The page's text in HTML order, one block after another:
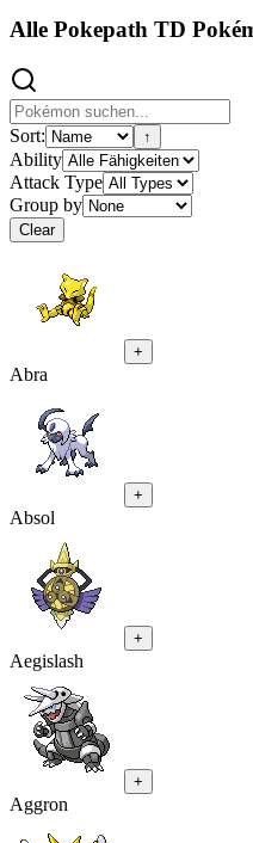
Alle Pokepath TD
Sort: ↑
Ability
Attack Type
Group by
Clear
+
Abra
+
Absol
+
Aegislash
+
Aggron